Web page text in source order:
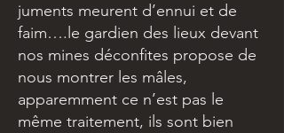
juments meurent d’ennui et de
faim….le gardien des lieux devant
nos mines déconfites propose de
nous montrer les mâles,
apparemment ce n’est pas le
même traitement, ils sont bien